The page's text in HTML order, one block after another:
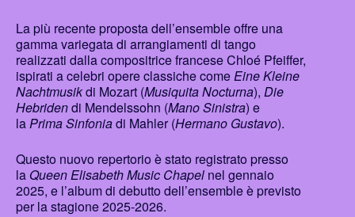
La più recente proposta dell’ensemble offre una
gamma variegata di arrangiamenti di tango
realizzati dalla compositrice francese Chloé Pfeiffer,
ispirati a celebri opere classiche comeEine Kleine
Nachtmusikdi Mozart (Musiquita Nocturna), Die
Hebridendi Mendelssohn (Mano Sinistra) e
laPrima Sinfoniadi Mahler (Hermano Gustavo).
Questo nuovo repertorio è stato registrato presso
la Queen Elisabeth Music Chapel nel gennaio
2025, e l’album di debutto dell’ensemble è previsto
per la stagione 2025-2026.